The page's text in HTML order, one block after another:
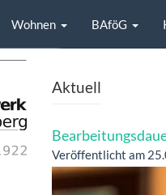
Wohnen BAföG
Aktuell
Veröffentlicht am